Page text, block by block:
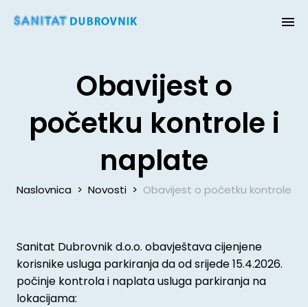
Obavijest o
početku kontrole i
naplate
Naslovnica > Novosti > Obavijest o početku kontrole i
Sanitat Dubrovnik d.o.o. obavještava cijenjene
korisnike usluga parkiranja da od srijede 15.4.2026.
počinje kontrola i naplata usluga parkiranja na
lokacijama: